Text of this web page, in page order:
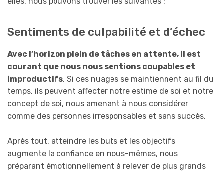
Sentiments de culpabilité et d’échec
Avec l’horizon plein de tâches en attente, il est
courant que nous nous sentions coupables et
improductifs. Si ces nuages se maintiennent au fil du
temps, ils peuvent affecter notre estime de soi et notre
concept de soi, nous amenant à nous considérer
comme des personnes irresponsables et sans succès.
Après tout, atteindre les buts et les objectifs
augmente la confiance en nous-mêmes, nous
préparant émotionnellement à relever de plus grands